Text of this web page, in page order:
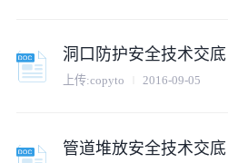
洞口防护安全技术交底
上传:copyto 2016-09-05
管道堆放安全技术交底